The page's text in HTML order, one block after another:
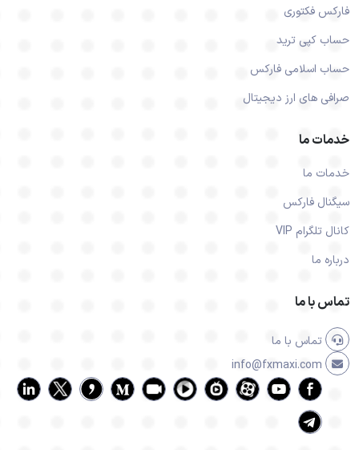
فارکس فکتوری
حساب کپی ترید
حساب اسلامی فارکس
صرافی های ارز دیجیتال
خدمات ما
خدمات ما
سیگنال فارکس
کانال تلگرام VIP
درباره ما
تماس با ما
تماس با ما